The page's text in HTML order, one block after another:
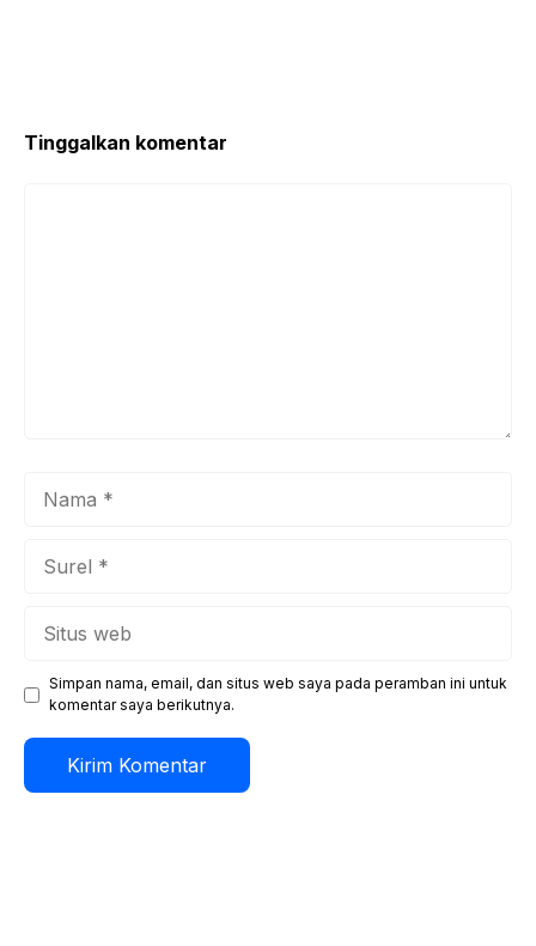
Tinggalkan komentar
Simpan nama, email, dan situs web saya pada peramban ini untuk
komentar saya berikutnya.